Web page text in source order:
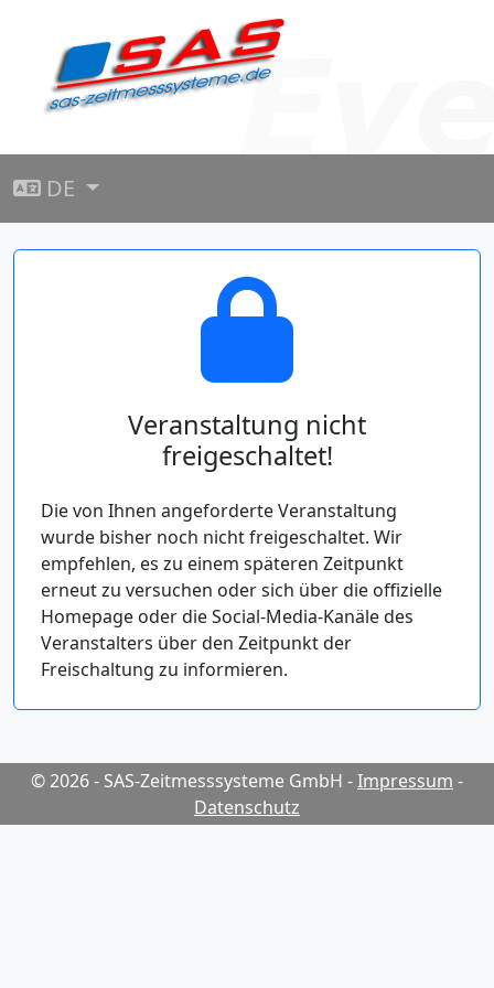
DE
Veranstaltung nicht
freigeschaltet!
Die von Ihnen angeforderte Veranstaltung
wurde bisher noch nicht freigeschaltet. Wir
empfehlen, es zu einem späteren Zeitpunkt
erneut zu versuchen oder sich über die offizielle
Homepage oder die Social-Media-Kanäle des
Veranstalters über den Zeitpunkt der
Freischaltung zu informieren.
© 2026 - SAS-Zeitmesssysteme GmbH -Impressum -
Datenschutz